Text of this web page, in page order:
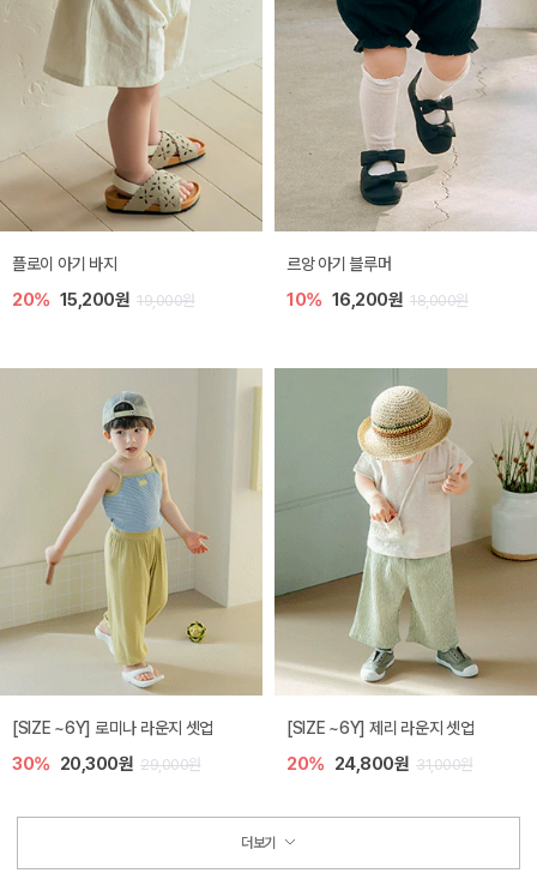
플로이 아기 바지
20% 15,200원 19,000원
르앙 아기 블루머
10% 16,200원 18,000원
[SIZE ~6Y] 로미나 라운지 셋업
30% 20,300원 29,000원
[SIZE ~6Y] 제리 라운지 셋업
20% 24,800원 31,000원
더보기